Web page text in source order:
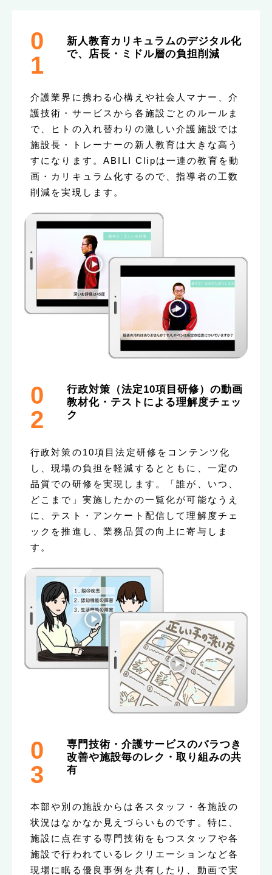
0
1
新人教育カリキュラムのデジタル化
で、店長・ミドル層の負担削減
介護業界に携わる心構えや社会人マナー、介
護技術・サービスから各施設ごとのルールま
で、ヒトの入れ替わりの激しい介護施設では
施設長・トレーナーの新人教育は大きな高う
すになります。ABILI Clipは一連の教育を動
画・カリキュラム化するので、指導者の工数
削減を実現します。
0
2
行政対策（法定10項目研修）の動画
教材化・テストによる理解度チェッ
ク
行政対策の10項目法定研修をコンテンツ化
し、現場の負担を軽減するとともに、一定の
品質での研修を実現します。「誰が、いつ、
どこまで」実施したかの一覧化が可能なうえ
に、テスト・アンケート配信して理解度チェ
ックを推進し、業務品質の向上に寄与しま
す。
0
3
専門技術・介護サービスのバラつき
改善や施設毎のレク・取り組みの共
有
本部や別の施設からは各スタッフ・各施設の
状況はなかなか見えづらいものです。特に、
施設に点在する専門技術をもつスタッフや各
施設で行われているレクリエーションなど各
現場に眠る優良事例を共有したり、動画で実